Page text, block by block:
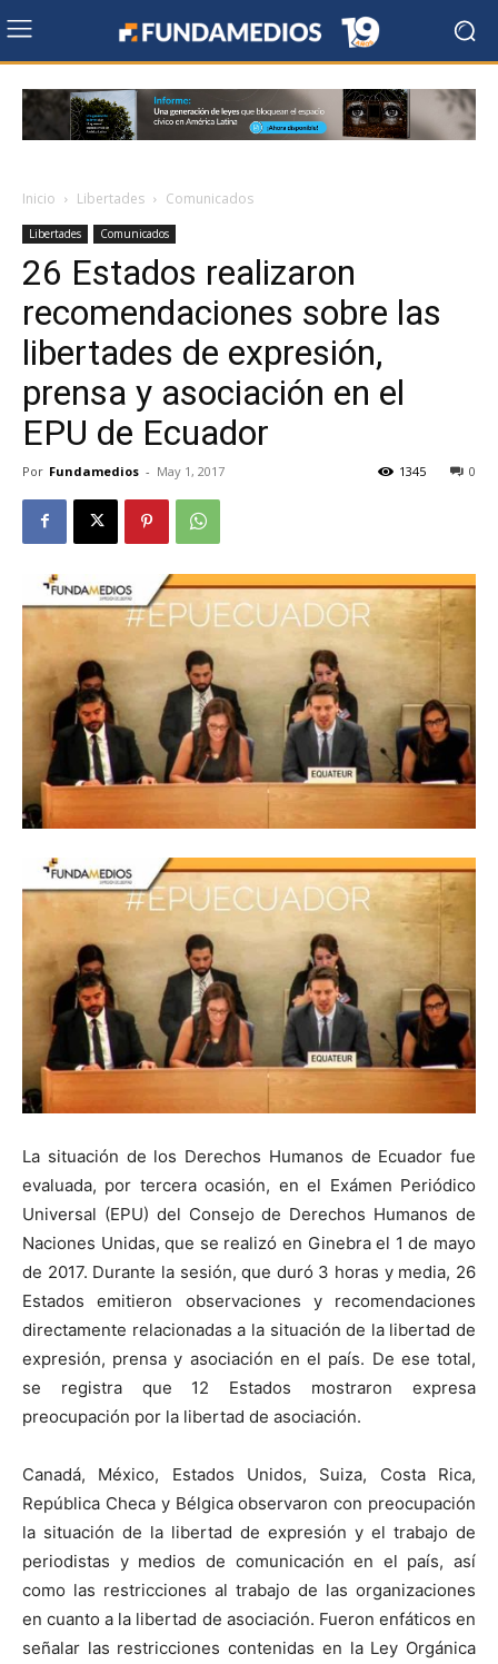
Inicio Libertades Comunicados
Libertades Comunicados
26 Estados realizaron
recomendaciones sobre las
libertades de expresión,
prensa y asociación en el
EPU de Ecuador
Por Fundamedios - May 1, 2017 0
1345
La situación de los Derechos Humanos de Ecuador fue
evaluada, por tercera ocasión, en el Exámen Periódico
Universal (EPU) del Consejo de Derechos Humanos de
Naciones Unidas, que se realizó en Ginebra el 1 de mayo
de 2017. Durante la sesión, que duró 3 horas y media, 26
Estados emitieron observaciones y recomendaciones
directamente relacionadas a la situación de la libertad de
expresión, prensa y asociación en el país. De ese total,
se registra que 12 Estados mostraron expresa
preocupación por la libertad de asociación.
Canadá, México, Estados Unidos, Suiza, Costa Rica,
República Checa y Bélgica observaron con preocupación
la situación de la libertad de expresión y el trabajo de
periodistas y medios de comunicación en el país, así
como las restricciones al trabajo de las organizaciones
en cuanto a la libertad de asociación. Fueron enfáticos en
señalar las restricciones contenidas en la Ley Orgánica